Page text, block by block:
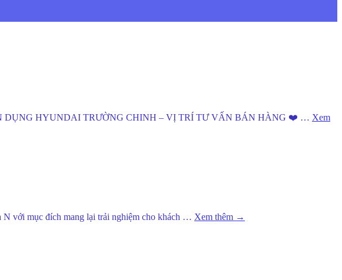
DỤNG HYUNDAI TRƯỜNG CHINH – VỊ TRÍ TƯ VẤN BÁN HÀNG ❤️ … Xem
với mục đích mang lại trải nghiệm cho khách … Xem thêm →